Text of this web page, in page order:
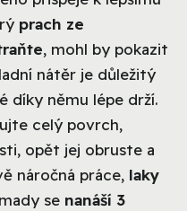
prach ze
, mohl by pokazit
nátěr je důležitý
díky němu lépe drží.
celý povrch,
opět jej obruste a
náročná práce, laky
se nanáší 3